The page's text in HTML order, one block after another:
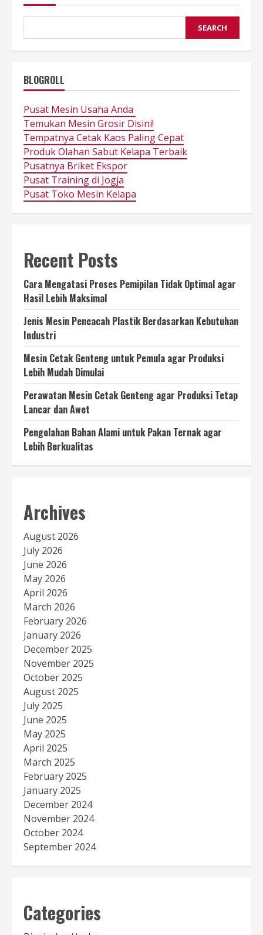
SEARCH
BLOGROLL
Pusat Mesin Usaha Anda
Temukan Mesin Grosir Disini!
Tempatnya Cetak Kaos Paling Cepat
Produk Olahan Sabut Kelapa Terbaik
Pusatnya Briket Ekspor
Pusat Training di Jogja
Pusat Toko Mesin Kelapa
Recent Posts
Cara Mengatasi Proses Pemipilan Tidak Optimal agar
Hasil Lebih Maksimal
Jenis Mesin Pencacah Plastik Berdasarkan Kebutuhan
Industri
Mesin Cetak Genteng untuk Pemula agar Produksi
Lebih Mudah Dimulai
Perawatan Mesin Cetak Genteng agar Produksi Tetap
Lancar dan Awet
Pengolahan Bahan Alami untuk Pakan Ternak agar
Lebih Berkualitas
Archives
August 2026
July 2026
June 2026
May 2026
April 2026
March 2026
February 2026
January 2026
December 2025
November 2025
October 2025
August 2025
July 2025
June 2025
May 2025
April 2025
March 2025
February 2025
January 2025
December 2024
November 2024
October 2024
September 2024
Categories